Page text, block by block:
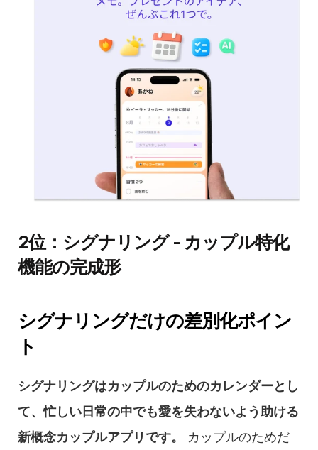
2位：シグナリング - カップル特化
機能の完成形
シグナリングだけの差別化ポイン
ト
シグナリングはカップルのためのカレンダーとし
て、忙しい日常の中でも愛を失わないよう助ける
新概念カップルアプリです。
カップルのためだ